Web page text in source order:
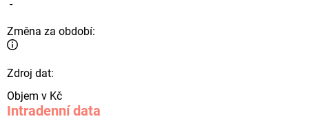
-
Změna za období:
Zdroj dat:
Objem v Kč
Intradenní data